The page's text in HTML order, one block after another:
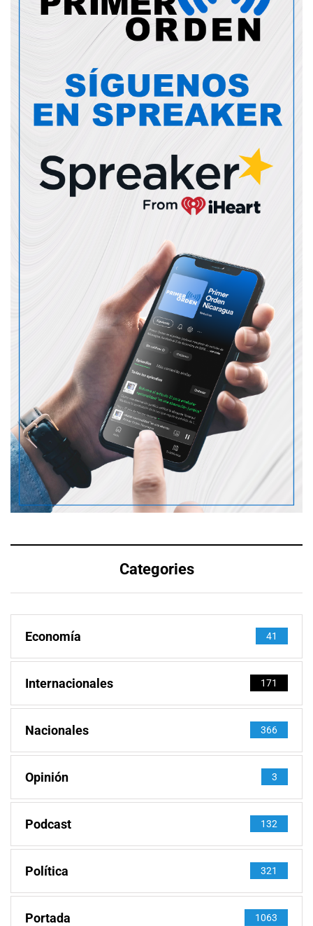
Categories
Economía 41
Internacionales 171
Nacionales 366
Opinión 3
Podcast 132
Política 321
Portada 1063